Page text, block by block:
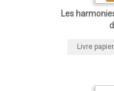
Les
Livre papier